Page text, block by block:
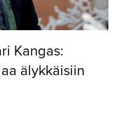
Kangas:
älykkäisiin